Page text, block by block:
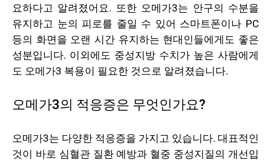
요하다고 알려졌어요. 또한 오메가3는 안구의 수분을
유지하고 눈의 피로를 줄일 수 있어 스마트폰이나 PC
등의 화면을 오랜 시간 유지하는 현대인들에게도 좋은
성분입니다. 이외에도 중성지방 수치가 높은 사람에게
도 오메가3 복용이 필요한 것으로 알려졌습니다.
오메가3의 적응증은 무엇인가요?
오메가3는 다양한 적응증을 가지고 있습니다. 대표적인
것이 바로 심혈관 질환 예방과 혈중 중성지질의 개선입